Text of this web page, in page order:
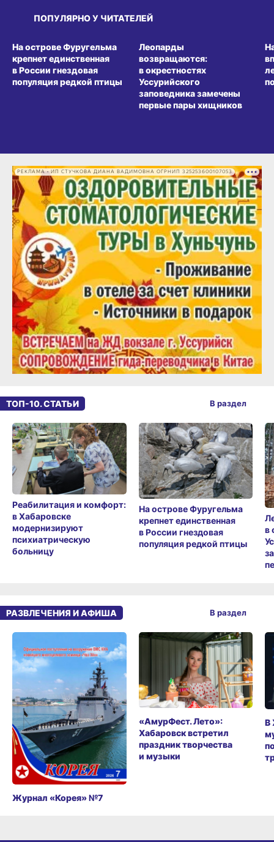
ПОПУЛЯРНО У ЧИТАТЕЛЕЙ
На острове Фуругельма
крепнет единственная
в России гнездовая
популяция редкой птицы
Леопарды
возвращаются:
в окрестностях
Уссурийского
заповедника замечены
первые пары хищников
РЕКЛАМА • ИП СТУЧКОВА ДИАНА ВАДИМОВНА ОГРНИП 325253600107053
ТОП-10. СТАТЬИ
Реабилитация и комфорт:
в Хабаровске
модернизируют
психиатрическую
больницу
На острове Фуругельма
крепнет единственная
в России гнездовая
популяция редкой птицы
в
В раздел
РАЗВЛЕЧЕНИЯ И АФИША
Журнал «Корея» №7
«АмурФест. Лето»:
Хабаровск встретил
праздник творчества
и музыки
В
В раздел